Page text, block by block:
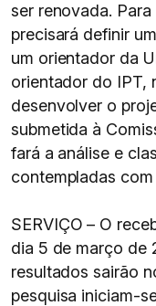
ser renovada.
precisará definir
um orientador da
orientador do IPT,
desenvolver o
submetida à
fará a análise e
contempladas com
SERVIÇO – O
dia 5 de março de
resultados sairão
pesquisa iniciam-